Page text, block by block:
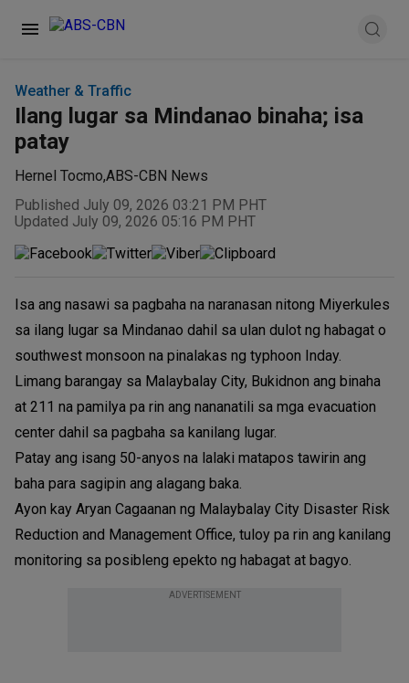
Weather & Traffic
Ilang lugar sa Mindanao binaha; isa
patay
Hernel Tocmo,ABS-CBN News
Published July 09, 2026 03:21 PM PHT
Updated July 09, 2026 05:16 PM PHT
Isa ang nasawi sa pagbaha na naranasan nitong Miyerkules
sa ilang lugar sa Mindanao dahil sa ulan dulot ng habagat o
southwest monsoon na pinalakas ng typhoon Inday.
Limang barangay sa Malaybalay City, Bukidnon ang binaha
at 211 na pamilya pa rin ang nananatili sa mga evacuation
center dahil sa pagbaha sa kanilang lugar.
Patay ang isang 50-anyos na lalaki matapos tawirin ang
baha para sagipin ang alagang baka.
Ayon kay Aryan Cagaanan ng Malaybalay City Disaster Risk
Reduction and Management Office, tuloy pa rin ang kanilang
monitoring sa posibleng epekto ng habagat at bagyo.
ADVERTISEMENT